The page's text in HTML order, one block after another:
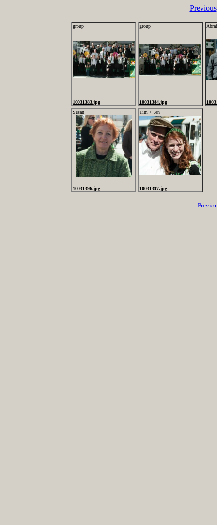
Previous
group
10031383.jpg
group
10031384.jpg
Susan
10031396.jpg
Tim + Jen
10031397.jpg